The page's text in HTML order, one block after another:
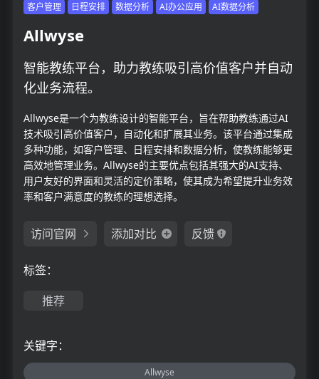
客户管理
日程安排 数据分析 AI办公应用 AI数据分析
Allwyse
智能教练平台，助力教练吸引高价值客户并自动
化业务流程。
Allwyse是一个为教练设计的智能平台，旨在帮助教练通过AI
技术吸引高价值客户，自动化和扩展其业务。该平台通过集成
多种功能，如客户管理、日程安排和数据分析，使教练能够更
高效地管理业务。Allwyse的主要优点包括其强大的AI支持、
用户友好的界面和灵活的定价策略，使其成为希望提升业务效
率和客户满意度的教练的理想选择。
访问官网 添加对比 反馈
标签：
推荐
关键字：
Allwyse